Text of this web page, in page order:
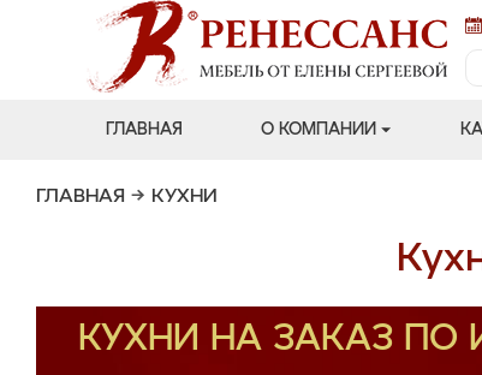
ГЛАВНАЯ О КОМПАНИИ
ГЛАВНАЯ → КУХНИ
КУХНИ НА ЗАКАЗ ПО